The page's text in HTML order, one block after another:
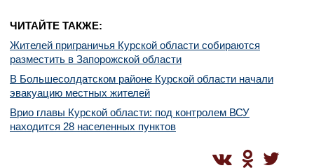
ЧИТАЙТЕ ТАКЖЕ:
Жителей приграничья Курской области собираются
разместить в Запорожской области
В Большесолдатском районе Курской области начали
эвакуацию местных жителей
Врио главы Курской области: под контролем ВСУ
находится 28 населенных пунктов